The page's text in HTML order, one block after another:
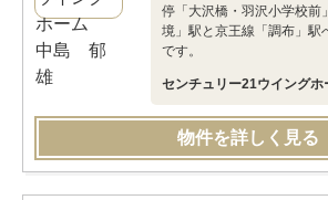
停「大沢橋・羽沢小学校前
境」駅と京王線「調布」駅
です。
センチュリー21ウイング
物件を詳しく見る